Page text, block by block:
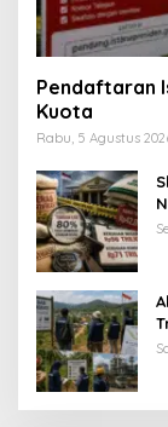
Pendaftaran
Kuota
Rabu, 5 Agustus